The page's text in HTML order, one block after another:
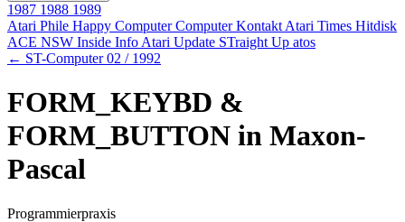
1987 1988 1989
Atari Phile Happy ComputerComputer Kontakt Atari Times Hitdisk
ACE NSW Inside Info Atari Update STraight Up atos
← ST-Computer 02 / 1992
FORM_KEYBD &
FORM_BUTTON in Maxon-
Pascal
Programmierpraxis